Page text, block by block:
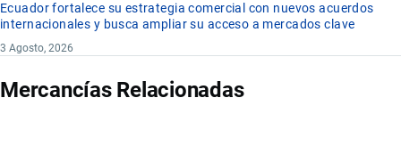
Ecuador fortalece su estrategia comercial con nuevos acuerdos
internacionales y busca ampliar su acceso a mercados clave
3 Agosto, 2026
Mercancías Relacionadas